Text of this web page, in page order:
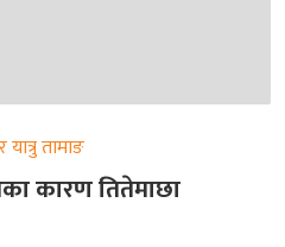
तामाङ
कारण तितेमाछा